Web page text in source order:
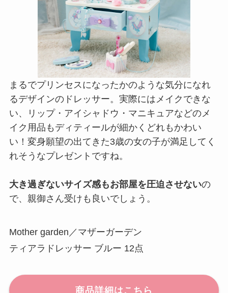
まるでプリンセスになったかのような気分になれ
るデザインのドレッサー。実際にはメイクできな
い、リップ・アイシャドウ・マニキュアなどのメ
イク用品もディティールが細かくどれもかわい
い！変身願望の出てきた3歳の女の子が満足してく
れそうなプレゼントですね。
大き過ぎないサイズ感もお部屋を圧迫させないの
で、親御さん受けも良いでしょう。
Mother garden／マザーガーデン
ティアラドレッサー ブルー 12点
商品詳細はこちら